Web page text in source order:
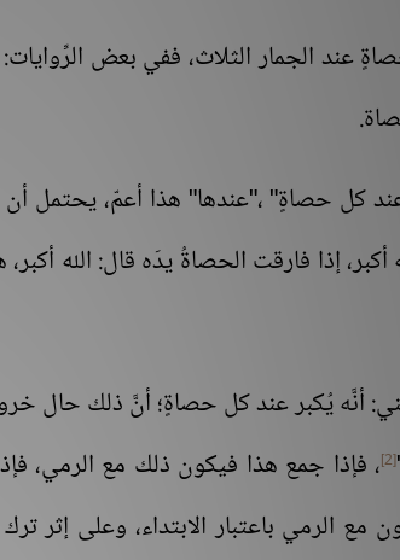
عند الجمار الثلاث، ففي بعض
كل حصاةٍ" ،"عندها" هذا أعمّ، يحتمل
إذا فارقت الحصاةُ يدَه قال: الله
أنَّه يُكبر عند كل حصاةٍ؛ أنَّ ذلك حال
[2] ، فإذا جمع هذا فيكون ذلك مع الرمي،
مع الرمي باعتبار الابتداء، وعلى إثر